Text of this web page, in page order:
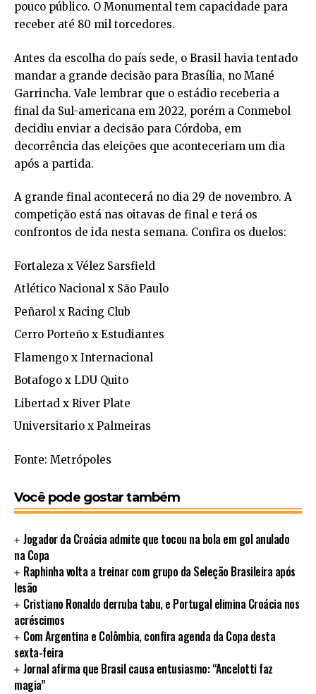
pouco público. O Monumental tem capacidade para
receber até 80 mil torcedores.
Antes da escolha do país sede, o Brasil havia tentado
mandar a grande decisão para Brasília, no Mané
Garrincha. Vale lembrar que o estádio receberia a
final da Sul-americana em 2022, porém a Conmebol
decidiu enviar a decisão para Córdoba, em
decorrência das eleições que aconteceriam um dia
após a partida.
A grande final acontecerá no dia 29 de novembro. A
competição está nas oitavas de final e terá os
confrontos de ida nesta semana. Confira os duelos:
Fortaleza x Vélez Sarsfield
Atlético Nacional x São Paulo
Peñarol x Racing Club
Cerro Porteño x Estudiantes
Flamengo x Internacional
Botafogo x LDU Quito
Libertad x River Plate
Universitario x Palmeiras
Fonte: Metrópoles
Você pode gostar também
Jogador da Croácia admite que tocou na bola em gol anulado
na Copa
Raphinha volta a treinar com grupo da Seleção Brasileira após
lesão
Cristiano Ronaldo derruba tabu, e Portugal elimina Croácia nos
acréscimos
Com Argentina e Colômbia, confira agenda da Copa desta
sexta-feira
Jornal afirma que Brasil causa entusiasmo: “Ancelotti faz
magia”